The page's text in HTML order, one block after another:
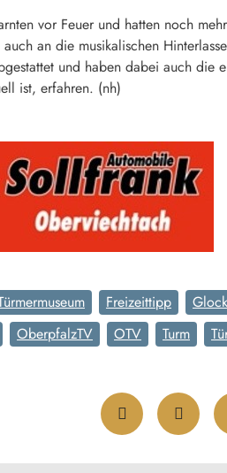
vor Feuer und hatten noch
an die musikalischen
und haben dabei auch
ist, erfahren. (nh)
Freizeittipp
OberpfalzTV OTV Turm